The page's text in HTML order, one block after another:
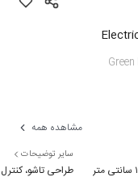
مشاهده همه
سایر توضیحات
طراحی تاشو،